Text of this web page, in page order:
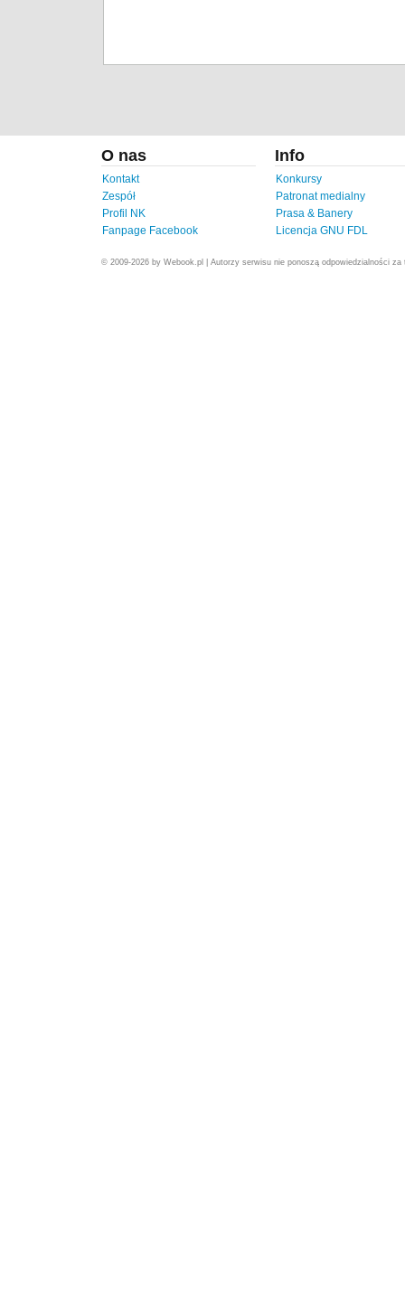
O nas
Kontakt
Zespół
Profil NK
Fanpage Facebook
Info
Konkursy
Patronat medialny
Prasa & Banery
Licencja GNU FDL
© 2009-2026 by Webook.pl | Autorzy serwisu nie ponoszą odpowiedzialności